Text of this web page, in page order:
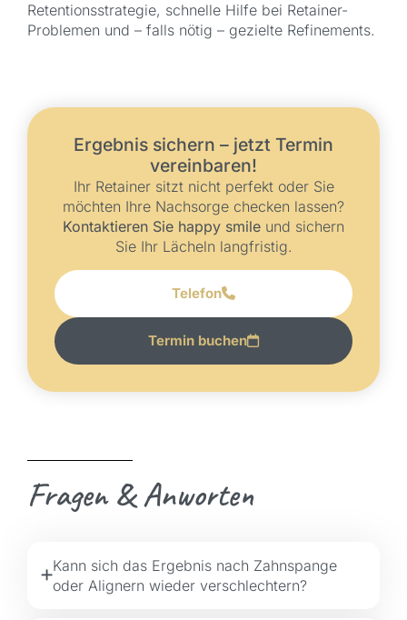
Retentionsstrategie, schnelle Hilfe bei Retainer-
Problemen und – falls nötig – gezielte Refinements.
Ergebnis sichern – jetzt Termin
vereinbaren!
Ihr Retainer sitzt nicht perfekt oder Sie
möchten Ihre Nachsorge checken lassen?
Kontaktieren Sie happy smile und sichern
Sie Ihr Lächeln langfristig.
Telefon
Termin buchen
Fragen & Anworten
Kann sich das Ergebnis nach Zahnspange
oder Alignern wieder verschlechtern?